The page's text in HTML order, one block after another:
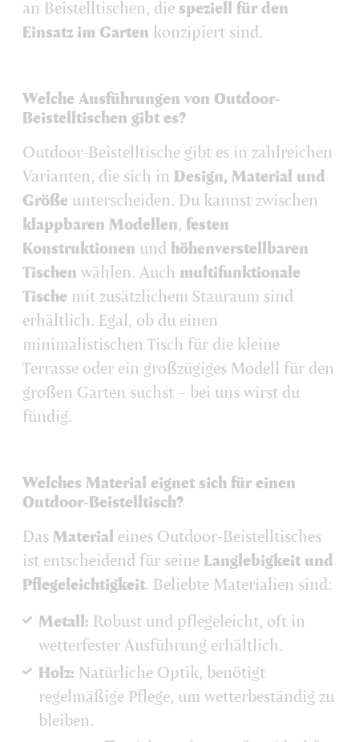
an Beistelltischen, die speziell für den
Einsatz im Garten konzipiert sind.
Welche Ausführungen von Outdoor-
Beistelltischen gibt es?
Outdoor-Beistelltische gibt es in zahlreichen
Varianten, die sich in Design, Material und
Größe unterscheiden. Du kannst zwischen
klappbaren Modellen, festen
Konstruktionen und höhenverstellbaren
Tischen wählen. Auch multifunktionale
Tische mit zusätzlichem Stauraum sind
erhältlich. Egal, ob du einen
minimalistischen Tisch für die kleine
Terrasse oder ein großzügiges Modell für den
großen Garten suchst – bei uns wirst du
fündig.
Welches Material eignet sich für einen
Outdoor-Beistelltisch?
Das Material eines Outdoor-Beistelltisches
ist entscheidend für seine Langlebigkeit und
Pflegeleichtigkeit. Beliebte Materialien sind:
Metall: Robust und pflegeleicht, oft in
wetterfester Ausführung erhältlich.
Holz: Natürliche Optik, benötigt
regelmäßige Pflege, um wetterbeständig zu
bleiben.